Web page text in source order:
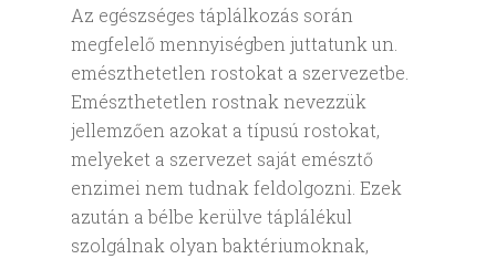
Az egészséges táplálkozás során
megfelelő mennyiségben juttatunk un.
emészthetetlen rostokat a szervezetbe.
Emészthetetlen rostnak nevezzük
jellemzően azokat a típusú rostokat,
melyeket a szervezet saját emésztő
enzimei nem tudnak feldolgozni. Ezek
azután a bélbe kerülve táplálékul
szolgálnak olyan baktériumoknak,